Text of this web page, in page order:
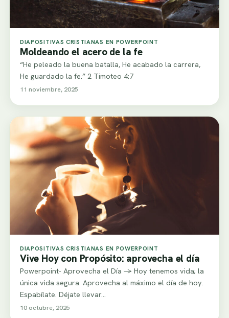
DIAPOSITIVAS CRISTIANAS EN POWERPOINT
Moldeando el acero de la fe
“He peleado la buena batalla, He acabado la carrera,
He guardado la fe.” 2 Timoteo 4:7
11 noviembre, 2025
DIAPOSITIVAS CRISTIANAS EN POWERPOINT
Vive Hoy con Propósito: aprovecha el día
Powerpoint- Aprovecha el Día -> Hoy tenemos vida; la
única vida segura. Aprovecha al máximo el día de hoy.
Espabílate. Déjate llevar…
10 octubre, 2025